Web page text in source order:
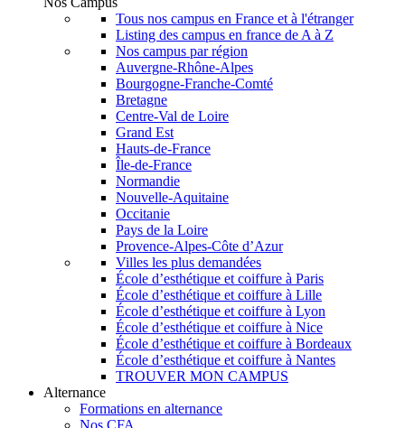
Tous nos campus en France et à l'étranger
Listing des campus en france de A à Z
Nos campus par région
Auvergne-Rhône-Alpes
Bourgogne-Franche-Comté
Bretagne
Centre-Val de Loire
Grand Est
Hauts-de-France
Île-de-France
Normandie
Nouvelle-Aquitaine
Occitanie
Pays de la Loire
Provence-Alpes-Côte d’Azur
Villes les plus demandées
École d’esthétique et coiffure à Paris
École d’esthétique et coiffure à Lille
École d’esthétique et coiffure à Lyon
École d’esthétique et coiffure à Nice
École d’esthétique et coiffure à Bordeaux
École d’esthétique et coiffure à Nantes
TROUVER MON CAMPUS
Alternance
Formations en alternance